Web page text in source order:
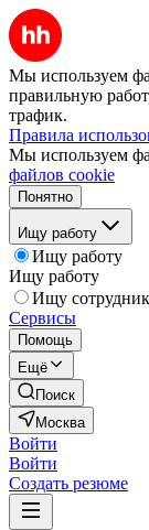
Мы используем
правильную
трафик.
Правила
Мы используем
файлов cookie
Понятно
Ищу работу
Ищу работу
Ищу работу
Ищу
Сервисы
Помощь
Ещё
Поиск
Москва
Войти
Войти
Создать резюме